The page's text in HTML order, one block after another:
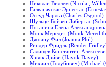
Николаи Виллем (Nicolai,
Галванаускас Эрнестас
Осгуд Чарльз (Charles Osgood)
Шульце-Бойзен Либертас
Потанина Елена
Монк Мередит (Monk
Джоану Фил (Joanna Phil)
Риндер Фридль (Render
Салищев Константин
Хэвок Дэйви (Havok Davey)
Михаил (Голубович) (Michael